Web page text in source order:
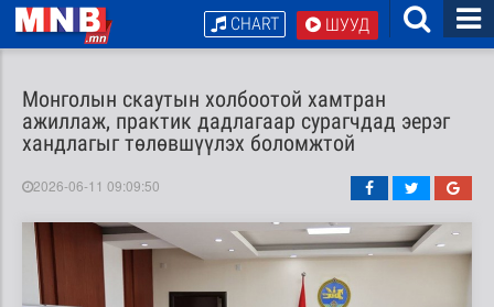
ШУУД
CHART
Монголын скаутын холбоотой хамтран
ажиллаж, практик дадлагаар сурагчдад эерэг
хандлагыг төлөвшүүлэх боломжтой
2026-06-11 09:09:50